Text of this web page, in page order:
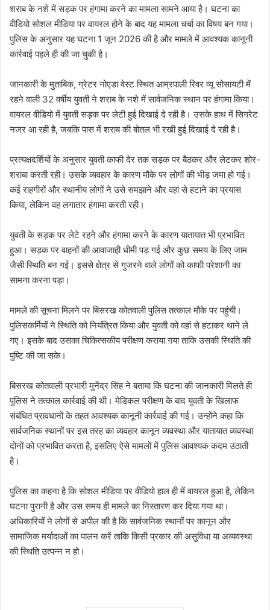
शराब के नशे में सड़क पर हंगामा करने का मामला सामने आया है। घटना का
वीडियो सोशल मीडिया पर वायरल होने के बाद यह मामला चर्चा का विषय बन गया।
पुलिस के अनुसार यह घटना 1 जून 2026 की है और मामले में आवश्यक कानूनी
कार्रवाई पहले ही की जा चुकी है।
जानकारी के मुताबिक, ग्रेटर नोएडा वेस्ट स्थित आम्रपाली रिवर व्यू सोसायटी में
रहने वाली 32 वर्षीय युवती ने शराब के नशे में सार्वजनिक स्थान पर हंगामा किया।
वायरल वीडियो में युवती सड़क पर लेटी हुई दिखाई दे रही है। उसके हाथ में सिगरेट
नजर आ रही है, जबकि पास में शराब की बोतल भी रखी हुई दिखाई दे रही है।
प्रत्यक्षदर्शियों के अनुसार युवती काफी देर तक सड़क पर बैठकर और लेटकर शोर-
शराबा करती रही। उसके व्यवहार के कारण मौके पर लोगों की भीड़ जमा हो गई।
कई राहगीरों और स्थानीय लोगों ने उसे समझाने और वहां से हटाने का प्रयास
किया, लेकिन वह लगातार हंगामा करती रही।
युवती के सड़क पर लेटे रहने और हंगामा करने के कारण यातायात भी प्रभावित
हुआ। सड़क पर वाहनों की आवाजाही धीमी पड़ गई और कुछ समय के लिए जाम
जैसी स्थिति बन गई। इससे क्षेत्र से गुजरने वाले लोगों को काफी परेशानी का
सामना करना पड़ा।
मामले की सूचना मिलने पर बिसरख कोतवाली पुलिस तत्काल मौके पर पहुंची।
पुलिसकर्मियों ने स्थिति को नियंत्रित किया और युवती को वहां से हटाकर थाने ले
गए। इसके बाद उसका चिकित्सकीय परीक्षण कराया गया ताकि उसकी स्थिति की
पुष्टि की जा सके।
बिसरख कोतवाली प्रभारी मुनेंद्र सिंह ने बताया कि घटना की जानकारी मिलते ही
पुलिस ने तत्काल कार्रवाई की थी। मेडिकल परीक्षण के बाद युवती के खिलाफ
संबंधित प्रावधानों के तहत आवश्यक कानूनी कार्रवाई की गई। उन्होंने कहा कि
सार्वजनिक स्थानों पर इस तरह का व्यवहार कानून व्यवस्था और यातायात व्यवस्था
दोनों को प्रभावित करता है, इसलिए ऐसे मामलों में पुलिस आवश्यक कदम उठाती
है।
पुलिस का कहना है कि सोशल मीडिया पर वीडियो हाल ही में वायरल हुआ है, लेकिन
घटना पुरानी है और उस समय ही मामले का निस्तारण कर दिया गया था।
अधिकारियों ने लोगों से अपील की है कि सार्वजनिक स्थानों पर कानून और
सामाजिक मर्यादाओं का पालन करें ताकि किसी प्रकार की असुविधा या अव्यवस्था
की स्थिति उत्पन्न न हो।